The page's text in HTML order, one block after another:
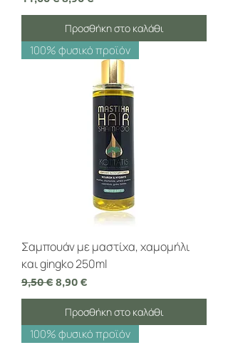
Προσθήκη στο καλάθι
100% φυσικό προϊόν
Σαμπουάν με μαστίχα, χαμομήλι
και gingko 250ml
Κανονική τιμή
9,50 €Τιμή Έκπτωσης
8,90 €
Προσθήκη στο καλάθι
100% φυσικό προϊόν